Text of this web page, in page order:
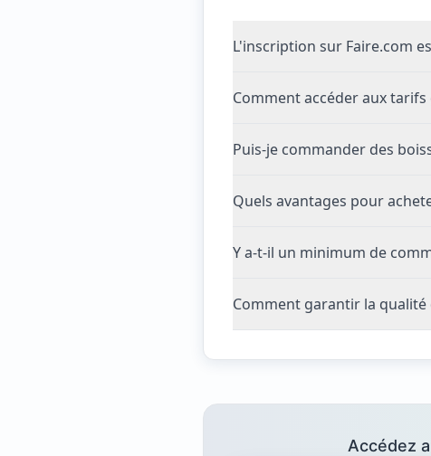
L'inscription sur Faire.com
Comment accéder aux
Puis-je commander des
Quels avantages pour
Y a-t-il un minimum de
Comment garantir la qualité
Accédez